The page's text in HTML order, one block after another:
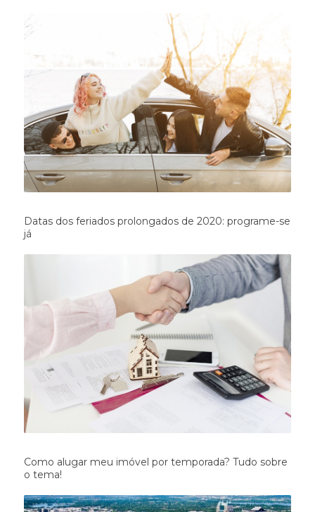
Datas dos feriados prolongados de 2020: programe-se
já
Como alugar meu imóvel por temporada? Tudo sobre
o tema!